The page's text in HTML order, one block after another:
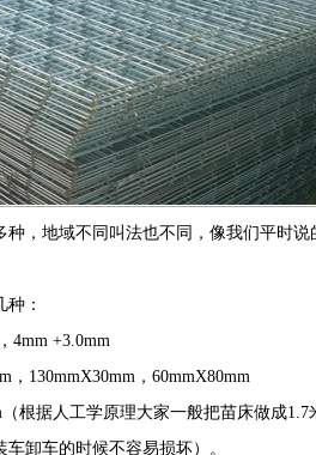
种，地域不同叫法也不同，像我们平时
：
4mm +3.0mm
，130mmX30mm，60mmX80mm
根据人工学原理大家一般把苗床做成
卸车的时候不容易损坏）。